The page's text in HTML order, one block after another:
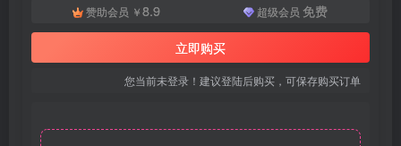
赞助会员 ￥8.9 超级会员 免费
立即购买
您当前未登录！建议登陆后购买，可保存购买订单